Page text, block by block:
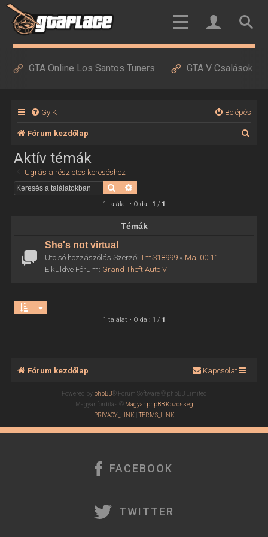
GTA Online Los Santos Tuners GTA V Csalások
GyIK Belépés
Fórum kezdőlap
Aktív témák
Ugrás a részletes kereséshez
Keresés
1 találat • Oldal: 1 / 1
Témák
She's not virtual
Utolsó hozzászólás Szerző: TmS18999« Ma, 00:11
Elküldve Fórum: Grand Theft Auto V
1 találat • Oldal: 1 / 1
Fórum kezdőlap Kapcsolat
Powered by phpBB® Forum Software © phpBB Limited
Magyar fordítás ©
Magyar phpBB Közösség
PRIVACY_LINK| TERMS_LINK
FACEBOOK
TWITTER